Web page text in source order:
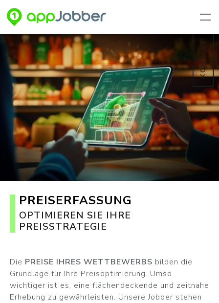
Zum Hauptinhalt springen
PREISERFASSUNG
OPTIMIEREN SIE IHRE
PREISSTRATEGIE
Die PREISE IHRES WETTBEWERBS bilden die
Grundlage für Ihre Preisoptimierung. Umso
wichtiger ist es, eine flächendeckende und zeitnahe
Erhebung zu gewährleisten. Unsere Jobber stehen
KONTAKT